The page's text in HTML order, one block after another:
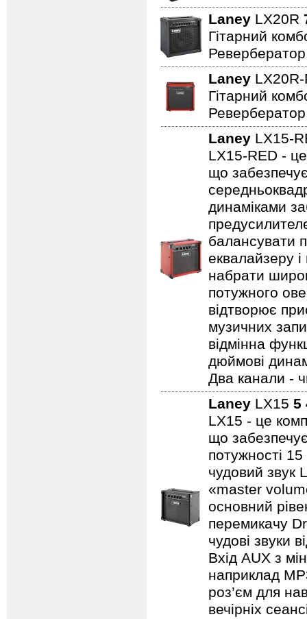
Laney LX20R
Гітарний
Laney
Гітарний
Laney LX15-
LX15-RED -
що
динаміками
балансувати
еквалайзеру
набрати
потужного
відтворює
музичних
відмінна
дюймові
Два канали -
Laney LX15 5
LX15 - це
що
потужності
чудовий звук
«master
основний
перемикачу
чудові звуки
Вхід AUX з
наприклад
роз’єм для
вечірніх